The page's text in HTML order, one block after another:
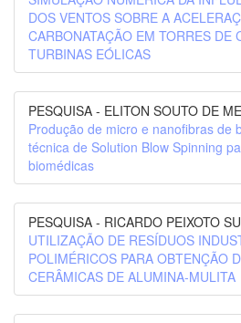
DOS VENTOS SOBRE A
CARBONATAÇÃO EM TORRES DE
TURBINAS EÓLICAS
PESQUISA - ELITON SOUTO DE
Produção de micro e nanofibras de
técnica de Solution Blow Spinning
biomédicas
PESQUISA - RICARDO PEIXOTO
UTILIZAÇÃO DE RESÍDUOS
POLIMÉRICOS PARA OBTENÇÃO
CERÂMICAS DE ALUMINA-MULITA